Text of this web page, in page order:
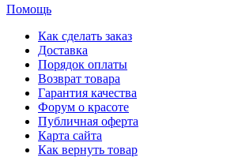
Помощь
Как сделать заказ
Доставка
Порядок оплаты
Возврат товара
Гарантия качества
Форум о красоте
Публичная оферта
Карта сайта
Как вернуть товар